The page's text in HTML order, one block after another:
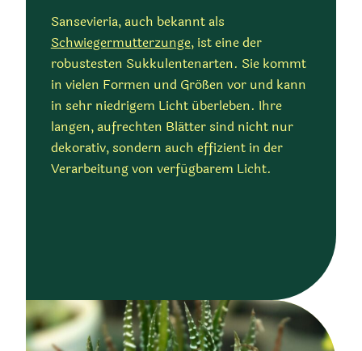
Sansevieria, auch bekannt als
Schwiegermutterzunge, ist eine der
robustesten Sukkulentenarten. Sie kommt
in vielen Formen und Größen vor und kann
in sehr niedrigem Licht überleben. Ihre
langen, aufrechten Blätter sind nicht nur
dekorativ, sondern auch effizient in der
Verarbeitung von verfügbarem Licht.